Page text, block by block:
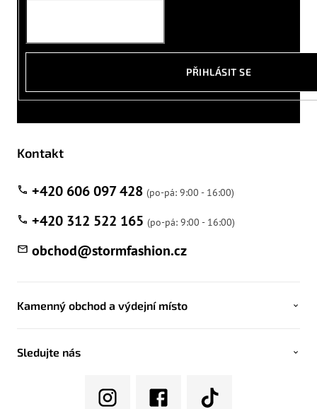
PŘIHLÁSIT SE
Kontakt
obchod@stormfashion.cz
+420 606 097 428
+420 312 522 165
Kamenný obchod a výdejní místo
Sledujte nás